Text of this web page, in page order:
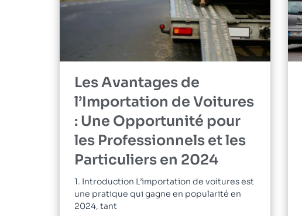
Les Avantages de
l’Importation de Voitures
: Une Opportunité pour
les Professionnels et les
Particuliers en 2024
1. Introduction L’importation de voitures est
une pratique qui gagne en popularité en
2024, tant